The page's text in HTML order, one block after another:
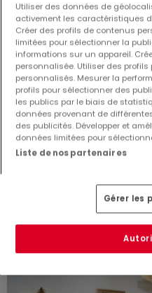
Appartement 1 chambre
1 600 €
90 m² 1
EXCLUSIVITÉ ATHOME
Utiliser des données de
activement les caractéristiques
Créer des profils de contenus
limitées pour sélectionner la
informations sur un appareil.
personnalisée. Utiliser des
personnalisés. Mesurer la
profils pour sélectionner des
les publics par le biais de
données provenant de
des publicités. Développer et
données limitées pour
Liste de nos partenaires
Gérer les